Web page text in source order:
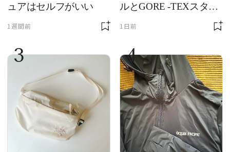
ュアはセルフがいい
1週間前
ルとGORE -TEXスタッ
フバッグが優秀すぎる
1日前
3 4